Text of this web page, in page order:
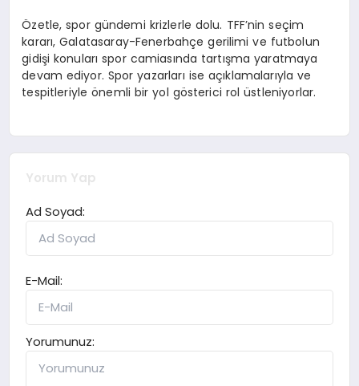
Özetle, spor gündemi krizlerle dolu. TFF’nin seçim
kararı, Galatasaray-Fenerbahçe gerilimi ve futbolun
gidişi konuları spor camiasında tartışma yaratmaya
devam ediyor. Spor yazarları ise açıklamalarıyla ve
tespitleriyle önemli bir yol gösterici rol üstleniyorlar.
Yorum Yap
Ad Soyad:
E-Mail:
Yorumunuz: